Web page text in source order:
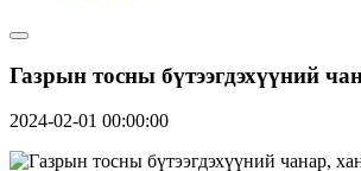
Газрын тосны бүтээгдэхүүний
2024-02-01 00:00:00